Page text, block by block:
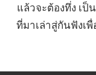
แล้วจะต้องทึ่ง เ
ที่มาเล่าสู่กันฟังเ